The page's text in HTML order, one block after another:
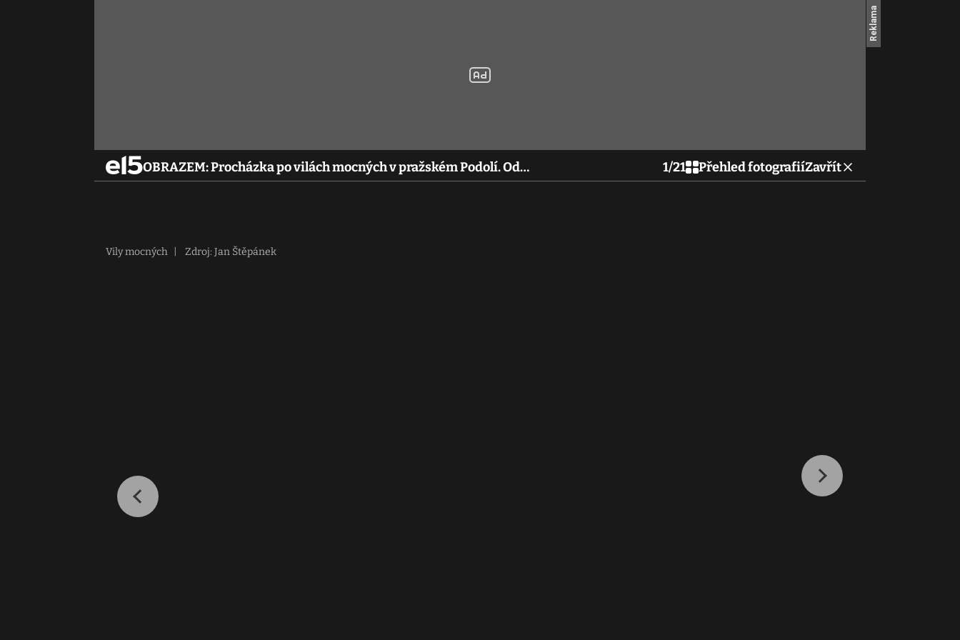
OBRAZEM: Procházka po vilách mocných v pražském Podolí. Od… 1/21 Přehled fotografiíZavřít
Vily mocných Zdroj: Jan Štěpánek